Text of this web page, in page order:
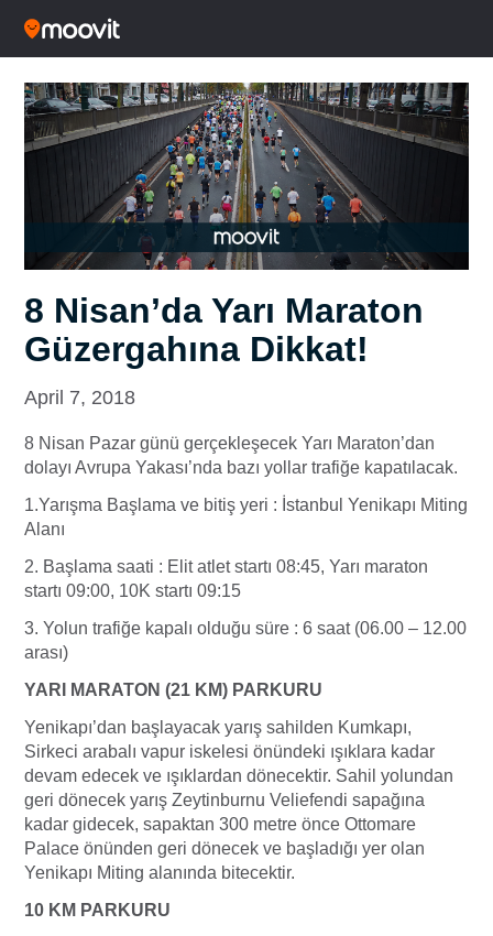
8 Nisan’da Yarı Maraton
Güzergahına Dikkat!
April 7, 2018
8 Nisan Pazar günü gerçekleşecek Yarı Maraton’dan
dolayı Avrupa Yakası’nda bazı yollar trafiğe kapatılacak.
1.Yarışma Başlama ve bitiş yeri : İstanbul Yenikapı Miting
Alanı
2. Başlama saati : Elit atlet startı 08:45, Yarı maraton
startı 09:00, 10K startı 09:15
3. Yolun trafiğe kapalı olduğu süre : 6 saat (06.00 – 12.00
arası)
YARI MARATON (21 KM) PARKURU
Yenikapı’dan başlayacak yarış sahilden Kumkapı,
Sirkeci arabalı vapur iskelesi önündeki ışıklara kadar
devam edecek ve ışıklardan dönecektir. Sahil yolundan
geri dönecek yarış Zeytinburnu Veliefendi sapağına
kadar gidecek, sapaktan 300 metre önce Ottomare
Palace önünden geri dönecek ve başladığı yer olan
Yenikapı Miting alanında bitecektir.
10 KM PARKURU